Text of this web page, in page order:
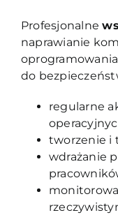
Profesjonalne
naprawianie
do
regularne
tworzenie i
wdrażanie